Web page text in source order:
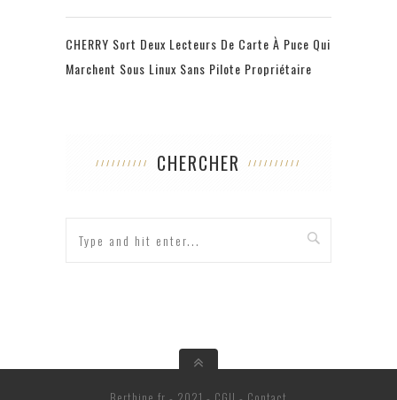
CHERRY Sort Deux Lecteurs De Carte À Puce Qui
Marchent Sous Linux Sans Pilote Propriétaire
CHERCHER